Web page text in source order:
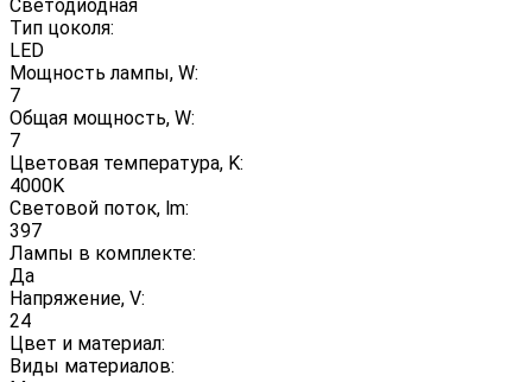
Светодиодная
Тип цоколя:
LED
Мощность лампы, W:
7
Общая мощность, W:
7
Цветовая температура, K:
4000K
Световой поток, lm:
397
Лампы в комплекте:
Да
Напряжение, V:
24
Цвет и материал:
Виды материалов: